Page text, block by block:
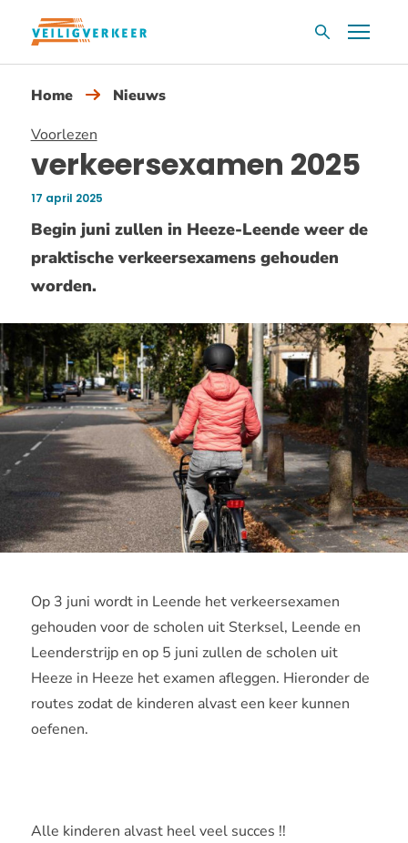
Overslaan
inhoud
ZoekvakMenu
Home
Nieuws
Voorlezen
verkeersexamen 2025
Publicatiedatum:
17 april 2025
Begin juni zullen in Heeze-Leende weer de
praktische verkeersexamens gehouden
worden.
Op 3 juni wordt in Leende het verkeersexamen
gehouden voor de scholen uit Sterksel, Leende en
Leenderstrijp en op 5 juni zullen de scholen uit
Heeze in Heeze het examen afleggen. Hieronder de
routes zodat de kinderen alvast een keer kunnen
oefenen.
Alle kinderen alvast heel veel succes !!